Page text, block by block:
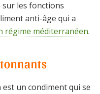
les fonctions
anti-âge qui a
régime méditerranéen.
un condiment qui se